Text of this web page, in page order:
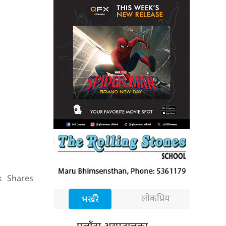
Shares
भर्खरै लोकप्रिय